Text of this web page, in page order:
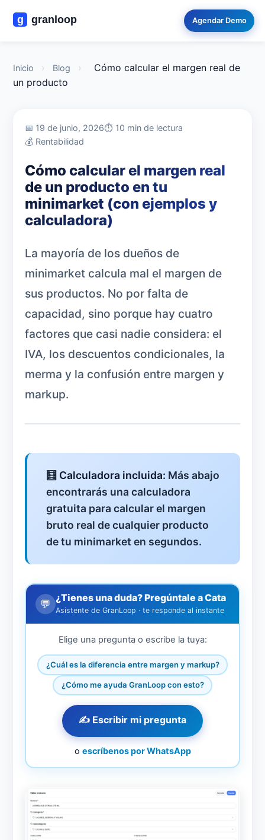
Agendar Demo
Inicio › Blog ›
Cómo calcular el margen real de
un producto
📅 19 de junio, 2026⏱️ 10 min de lectura
💰 Rentabilidad
Cómo calcular el margen real
de un producto en tu
minimarket (con ejemplos y
calculadora)
La mayoría de los dueños de
minimarket calcula mal el margen de
sus productos. No por falta de
capacidad, sino porque hay cuatro
factores que casi nadie considera: el
IVA, los descuentos condicionales, la
merma y la confusión entre margen y
markup.
🧮 Calculadora incluida: Más abajo
encontrarás una calculadora
gratuita para calcular el margen
bruto real de cualquier producto
de tu minimarket en segundos.
💬 ¿Tienes una duda? Pregúntale a Cata
Asistente de GranLoop · te responde al instante
Elige una pregunta o escribe la tuya:
¿Cuál es la diferencia entre margen y markup?
¿Cómo me ayuda GranLoop con esto?
✍️ Escribir mi pregunta
o escríbenos por WhatsApp